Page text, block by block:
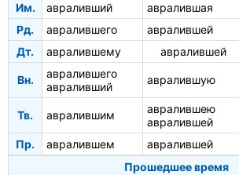
Им.
авраливший авралившая
Рд.
авралившего авралившей
Дт.
авралившему авралившей
Вн.
авралившего
авраливший
авралившую
Тв. авралившим
авралившею
авралившей
Пр. авралившем авралившей
Прошедшее время